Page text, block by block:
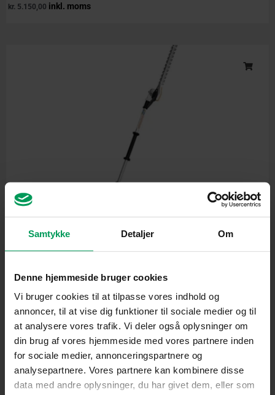
Samtykke Detaljer Om
Denne hjemmeside bruger cookies
Vi bruger cookies til at tilpasse vores indhold og
annoncer, til at vise dig funktioner til sociale medier og til
at analysere vores trafik. Vi deler også oplysninger om
din brug af vores hjemmeside med vores partnere inden
for sociale medier, annonceringspartnere og
analysepartnere. Vores partnere kan kombinere disse
data med andre oplysninger, du har givet dem, eller som
kr. 5.150,00 inkl. moms
Original
price
kr. 1.850,00.
Current
price
kr. 1.699,00.